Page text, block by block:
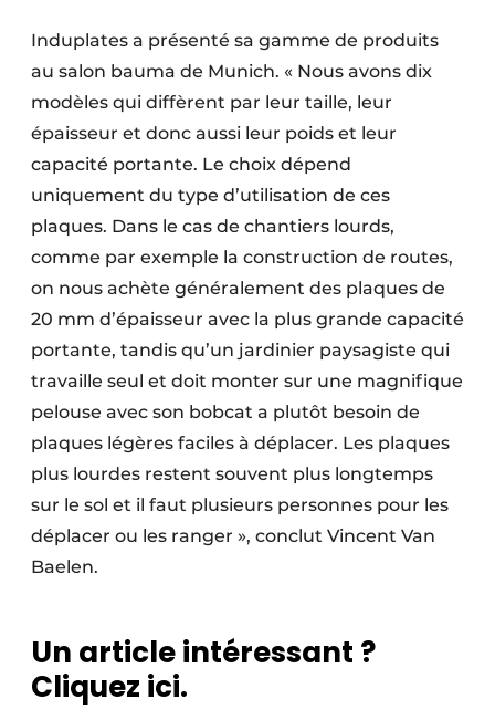
Induplates a présenté sa gamme de produits
au salon bauma de Munich. « Nous avons dix
modèles qui diffèrent par leur taille, leur
épaisseur et donc aussi leur poids et leur
capacité portante. Le choix dépend
uniquement du type d’utilisation de ces
plaques. Dans le cas de chantiers lourds,
comme par exemple la construction de routes,
on nous achète généralement des plaques de
20 mm d’épaisseur avec la plus grande capacité
portante, tandis qu’un jardinier paysagiste qui
travaille seul et doit monter sur une magnifique
pelouse avec son bobcat a plutôt besoin de
plaques légères faciles à déplacer. Les plaques
plus lourdes restent souvent plus longtemps
sur le sol et il faut plusieurs personnes pour les
déplacer ou les ranger », conclut Vincent Van
Baelen.
Un article intéressant ?
Cliquez ici.